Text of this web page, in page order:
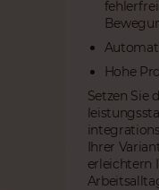
Hohe
Setzen Sie
Ihrer
erleichtern